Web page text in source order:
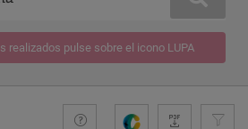
realizados pulse sobre el icono LUPA
+compromiso